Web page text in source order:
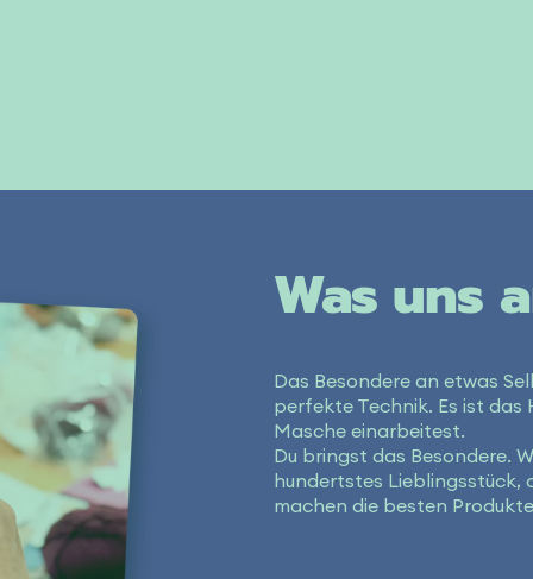
Was uns
Das Besondere an etwas
perfekte Technik. Es ist das
Masche einarbeitest.
Du bringst das Besondere.
hundertstes Lieblingsstück,
machen die besten